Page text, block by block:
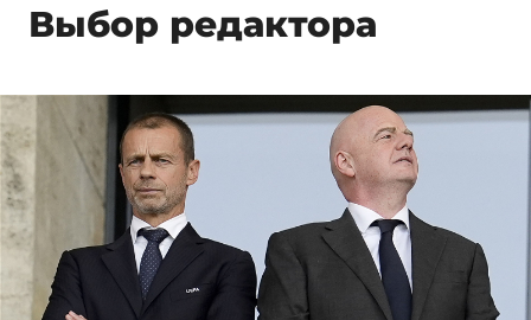
Выбор редактора